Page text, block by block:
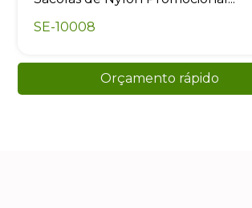
SE-10008
Orçamento rápido